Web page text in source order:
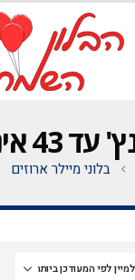
בלוני מיילר ארוזים